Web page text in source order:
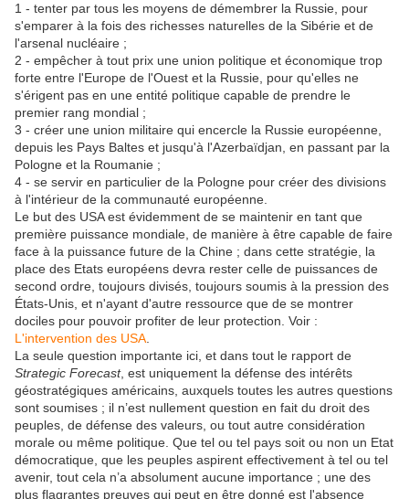
1 - tenter par tous les moyens de démembrer la Russie, pour
s'emparer à la fois des richesses naturelles de la Sibérie et de
l'arsenal nucléaire ;
2 - empêcher à tout prix une union politique et économique trop
forte entre l'Europe de l'Ouest et la Russie, pour qu'elles ne
s'érigent pas en une entité politique capable de prendre le
premier rang mondial ;
3 - créer une union militaire qui encercle la Russie européenne,
depuis les Pays Baltes et jusqu'à l'Azerbaïdjan, en passant par la
Pologne et la Roumanie ;
4 - se servir en particulier de la Pologne pour créer des divisions
à l'intérieur de la communauté européenne.
Le but des USA est évidemment de se maintenir en tant que
première puissance mondiale, de manière à être capable de faire
face à la puissance future de la Chine ; dans cette stratégie, la
place des Etats européens devra rester celle de puissances de
second ordre, toujours divisés, toujours soumis à la pression des
États-Unis, et n'ayant d'autre ressource que de se montrer
dociles pour pouvoir profiter de leur protection. Voir :
L'intervention des USA
La seule question importante ici, et dans tout le rapport de
Strategic Forecast, est uniquement la défense des intérêts
géostratégiques américains, auxquels toutes les autres questions
sont soumises ; il n’est nullement question en fait du droit des
peuples, de défense des valeurs, ou tout autre considération
morale ou même politique. Que tel ou tel pays soit ou non un Etat
démocratique, que les peuples aspirent effectivement à tel ou tel
avenir, tout cela n’a absolument aucune importance ; une des
plus flagrantes preuves qui peut en être donné est l'absence